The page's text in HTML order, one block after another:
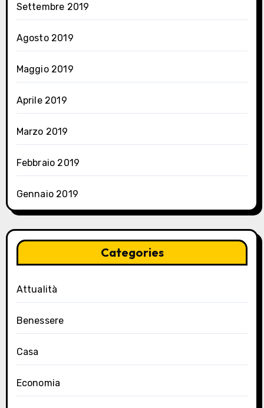
Settembre 2019
Agosto 2019
Maggio 2019
Aprile 2019
Marzo 2019
Febbraio 2019
Gennaio 2019
Categories
Attualità
Benessere
Casa
Economia